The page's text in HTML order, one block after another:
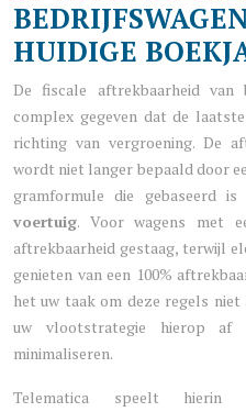
HUIDIGE
De fiscale aftrekbaarheid van
complex gegeven dat de
richting van vergroening. De
wordt niet langer bepaald door
gramformule die gebaseerd
voertuig. Voor wagens met
aftrekbaarheid gestaag, terwijl
genieten van een 100%
het uw taak om deze regels
uw vlootstrategie hierop
minimaliseren.
Telematica speelt hierin